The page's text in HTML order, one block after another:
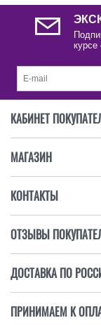
курсе
КАБИНЕТ
МАГАЗИН
КОНТАКТЫ
ОТЗЫВЫ
ДОСТАВКА ПО
ПРИНИМАЕМ К